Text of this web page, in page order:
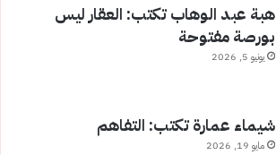
هبة عبد الوهاب تكتب: العقار ليس
بورصة مفتوحة
يونيو 5, 2026
شيماء عمارة تكتب: التفاهم
مايو 19, 2026